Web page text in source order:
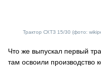
Трактор СХТЗ 15/30 (фото:
Что же выпускал первый
там освоили производство